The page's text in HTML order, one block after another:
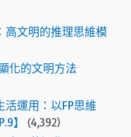
高文明的推理思維模
化的文明方法
活運用：以FP思維
】
(4,392)